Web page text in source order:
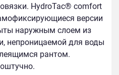
HydroTac® comfort
версии
наружным слоем из
непроницаемой для воды
рантом.